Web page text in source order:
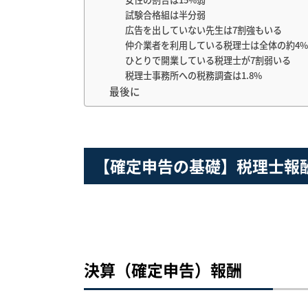
試験合格組は半分弱
広告を出していない先生は7割強もいる
仲介業者を利用している税理士は全体の約4%
ひとりで開業している税理士が7割弱いる
税理士事務所への税務調査は1.8%
最後に
【確定申告の基礎】税理士報
決算（確定申告）報酬